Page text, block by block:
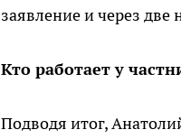
заявление и через две
Кто работает у
Подводя итог,